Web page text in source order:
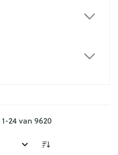
1-24van 9620